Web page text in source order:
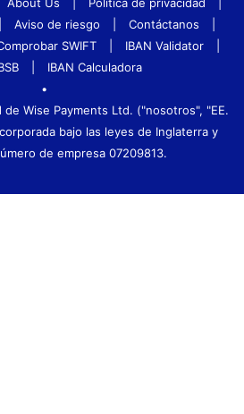
Aviso de riesgo Contáctanos
SWIFT IBAN Validator
IBAN Calculadora
•
Wise Payments Ltd. ("nosotros", "EE.
bajo las leyes de Inglaterra y
de empresa 07209813.